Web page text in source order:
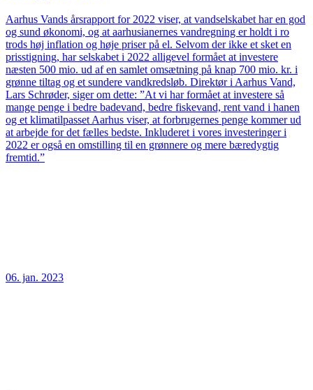
Aarhus Vands årsrapport for 2022 viser, at vandselskabet har en god
og sund økonomi, og at aarhusianernes vandregning er holdt i ro
trods høj inflation og høje priser på el. Selvom der ikke et sket en
prisstigning, har selskabet i 2022 alligevel formået at investere
næsten 500 mio. ud af en samlet omsætning på knap 700 mio. kr. i
grønne tiltag og et sundere vandkredsløb. Direktør i Aarhus Vand,
Lars Schrøder, siger om dette: ”At vi har formået at investere så
mange penge i bedre badevand, bedre fiskevand, rent vand i hanen
og et klimatilpasset Aarhus viser, at forbrugernes penge kommer ud
at arbejde for det fælles bedste. Inkluderet i vores investeringer i
2022 er også en omstilling til en grønnere og mere bæredygtig
fremtid.”
06. jan. 2023